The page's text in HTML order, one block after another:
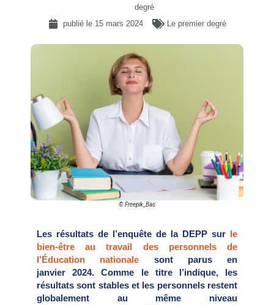
degré
publié le 15 mars 2024 Le premier degré
© Freepik_Bas
Les résultats de l’enquête de la DEPP sur
le
bien-être au travail des personnels de
l’Éducation nationale
sont parus en
janvier 2024. Comme le titre l’indique, les
résultats sont stables et les personnels restent
globalement au même niveau